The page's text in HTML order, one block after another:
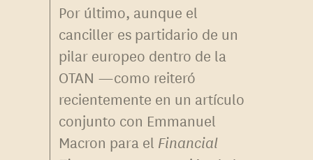
Por último, aunque el
canciller es partidario de un
pilar europeo dentro de la
OTAN —como reiteró
recientemente en un artículo
conjunto con Emmanuel
Macron para el Financial